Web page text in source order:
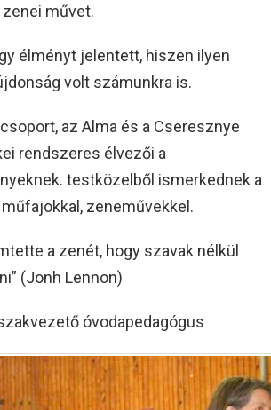
művet.
élményt jelentett, hiszen ilyen
volt számunkra is.
az Alma és a Cseresznye
rendszeres élvezői a
testközelből ismerkednek a
zeneművekkel.
a zenét, hogy szavak nélkül
(Jonh Lennon)
óvodapedagógus